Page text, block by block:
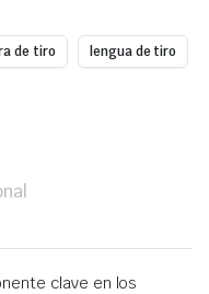
de tiro lengua de tiro
clave en los